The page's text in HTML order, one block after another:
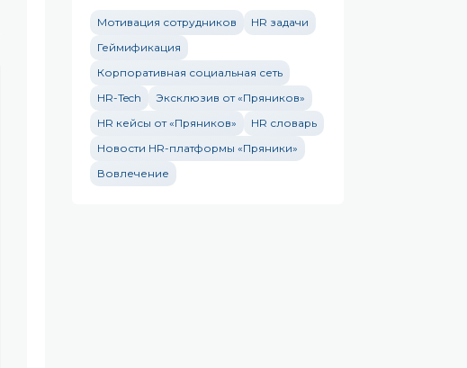
Мотивация сотрудников
HR задачи
Геймификация
Корпоративная социальная сеть
HR-Tech
Эксклюзив от «Пряников»
HR кейсы от «Пряников»
HR словарь
Новости HR-платформы «Пряники»
Вовлечение